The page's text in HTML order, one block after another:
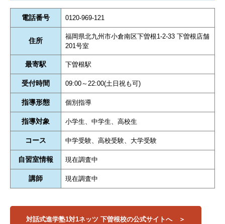
電話番号 0120-969-121
住所
福岡県北九州市小倉南区下曽根1-2-33 下曽根店舗
201号室
最寄駅 下曽根駅
受付時間 09:00～22:00(土日祝も可)
指導形態 個別指導
指導対象 小学生、中学生、高校生
コース 中学受験、高校受験、大学受験
自習室情報 現在調査中
講師 現在調査中
対話式進学塾1対1ネッツ 下曽根校の公式サイトへ